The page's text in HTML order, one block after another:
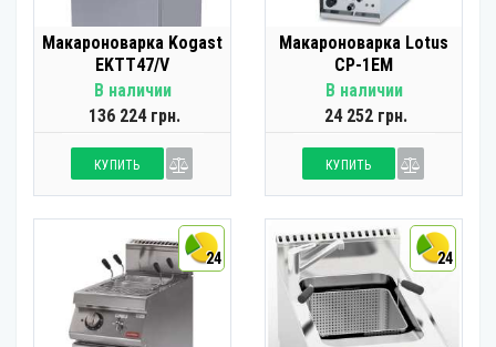
Макароноварка Kogast
EKTT47/V
В наличии
136 224 грн.
КУПИТЬ
Макароноварка Lotus
CP-1EM
В наличии
24 252 грн.
КУПИТЬ
24 24